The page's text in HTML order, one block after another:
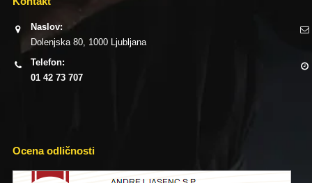
Naslov:
Dolenjska 80, 1000 Ljubljana
Telefon:
01 42 73 707
Ocena odličnosti